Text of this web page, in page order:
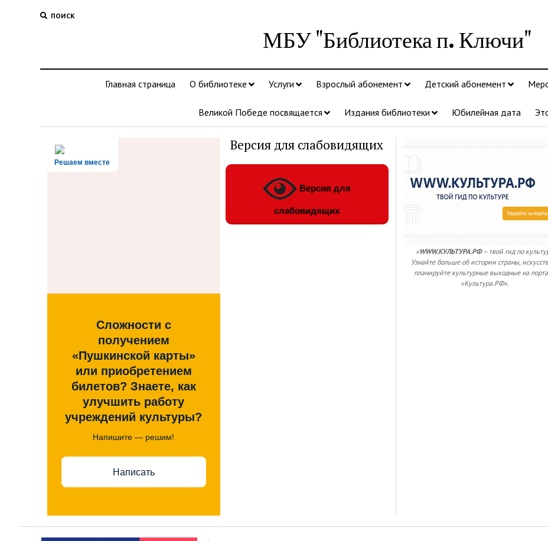
ПОИСК
МБУ "Библиотека п. Ключи"
Главная страница О библиотеке Услуги Взрослый абонемент Детский абонемент
Великой Победе посвящается Издания библиотеки Юбилейная дата
Решаем вместе
Сложности с
получением
«Пушкинской карты»
или приобретением
билетов? Знаете, как
улучшить работу
учреждений культуры?
Напишите — решим!
Написать
Версия для слабовидящих
Версия для
слабовидящих
«WWW.КУЛЬТУРА.РФ– твой гид по
Узнайте больше об истории страны,
планируйте культурные выходные на
«Культура.РФ».